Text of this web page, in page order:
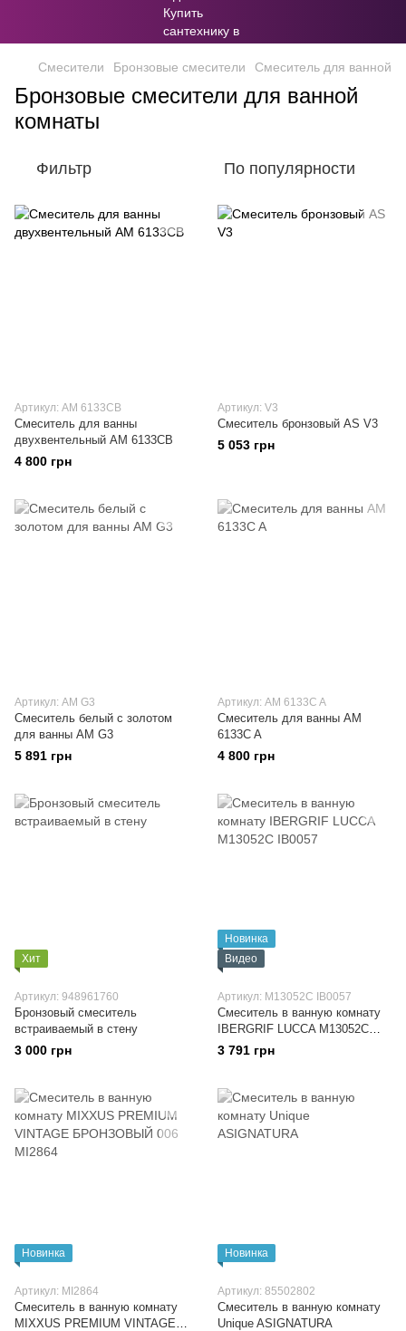
Смесители Бронзовые смесители Смеситель для ванной
Бронзовые смесители для ванной
комнаты
Фильтр По популярности
Артикул: АМ 6133CB
Смеситель для ванны
двухвентельный АМ 6133CB
4 800 грн
Артикул: V3
Смеситель бронзовый AS V3
5 053 грн
Артикул: AM G3
Смеситель белый с золотом
для ванны AM G3
5 891 грн
Артикул: АМ 6133C A
Смеситель для ванны АМ
6133C A
4 800 грн
Хит
Артикул: 948961760
Бронзовый смеситель
встраиваемый в стену
3 000 грн
Новинка
Видео
Артикул: M13052C IB0057
Смеситель в ванную комнату
IBERGRIF LUCCA M13052C
IB0057
3 791 грн
Новинка
Артикул: MI2864
Смеситель в ванную комнату
MIXXUS PREMIUM VINTAGE
Новинка
Артикул: 85502802
Смеситель в ванную комнату
Unique ASIGNATURA